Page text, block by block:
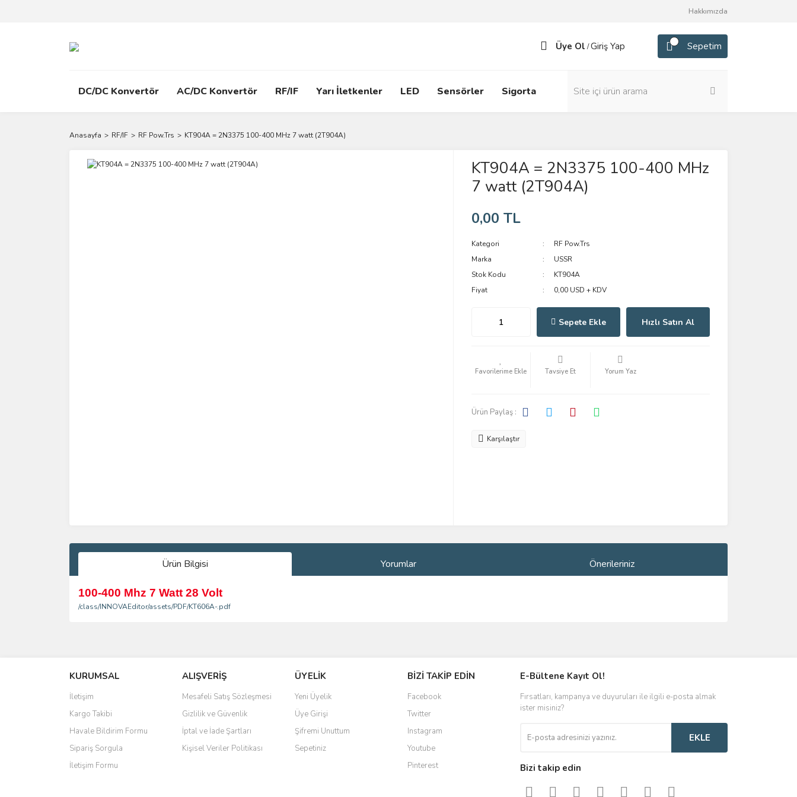
Hakkımızda
Üye Ol /Giriş Yap Sepetim
DC/DC Konvertör AC/DC Konvertör RF/IF Yarı İletkenler LED Sensörler Sigorta
Anasayfa RF/IF RF Pow.Trs KT904A = 2N3375 100-400 MHz 7 watt (2T904A)
KT904A = 2N3375 100-400 MHz
7 watt (2T904A)
0,00 TL
Kategori
RF Pow.Trs
Marka
USSR
Stok Kodu
KT904A
Fiyat
0,00 USD + KDV
Sepete Ekle Hızlı Satın Al
Tavsiye Et Yorum Yaz
Ürün Paylaş :
Karşılaştır
Ürün Bilgisi Yorumlar Önerileriniz
100-400 Mhz 7 Watt 28 Volt
/class/INNOVAEditor/assets/PDF/KT606A-.pdf
Ürün resmi kalitesiz, bozuk veya görüntülenemiyor.
Ürün açıklamasında eksik bilgiler bulunuyor.
Ürün bilgilerinde hatalar bulunuyor.
Ürün fiyatı diğer sitelerden daha pahalı.
Bu ürüne benzer farklı alternatifler olmalı.
KURUMSAL
İletişim
Kargo Takibi
Havale Bildirim Formu
Sipariş Sorgula
İletişim Formu
ALIŞVERİŞ
Mesafeli Satış Sözleşmesi
Gizlilik ve Güvenlik
İptal ve İade Şartları
Kişisel Veriler Politikası
ÜYELİK
Yeni Üyelik
Üye Girişi
Şifremi Unuttum
Sepetiniz
BİZİ TAKİP EDİN
Facebook
Twitter
Instagram
Youtube
Pinterest
E-Bültene Kayıt Ol!
Fırsatları, kampanya ve duyuruları ile ilgili e-posta almak
ister misiniz?
EKLE
Bizi takip edin